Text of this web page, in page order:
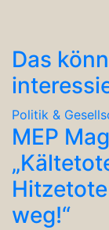
Das
Politik &
MEP
weg!“